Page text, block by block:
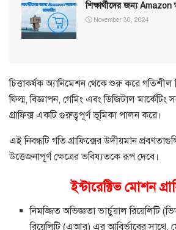
শিক্ষার্থীদের জন্য
November 30, 2024
চিত্তাকর্ষক অ্যানিমেশন থেকে শুরু করে গতিশীল
ফিল্ম, বিজ্ঞাপন, গেমিং এবং ডিজিটাল মার্কেটিং
গ্রাফিক্স একটি গুরুত্বপূর্ণ ভূমিকা পালন করে।
এই নিবন্ধটি গতি গ্রাফিক্সের উদীয়মান
উত্তেজনাপূর্ণ ক্ষেত্রের ভবিষ্যতকে রূপ দেবে।
ইন্টারেক্টিভ মোশন
নিমজ্জিত অভিজ্ঞতা ভার্চুয়াল রিয়েলিটি
রিয়েলিটি (এআর) এর আবির্ভাবের সাথে,